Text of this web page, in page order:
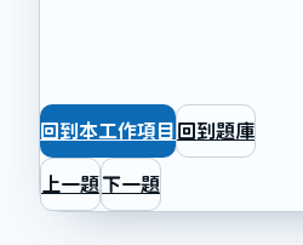
回到本工作項目 回到題庫
上一題下一題